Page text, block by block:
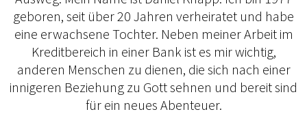
geboren, seit über 20 Jahren verheiratet und habe
eine erwachsene Tochter. Neben meiner Arbeit im
Kreditbereich in einer Bank ist es mir wichtig,
anderen Menschen zu dienen, die sich nach einer
innigeren Beziehung zu Gott sehnen und bereit sind
für ein neues Abenteuer.